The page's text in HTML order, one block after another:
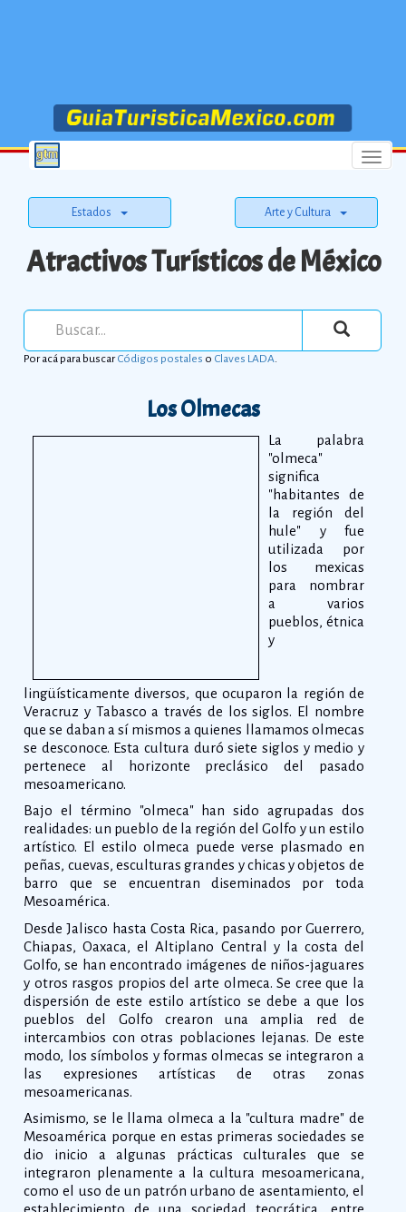
Menu
Estados Arte y Cultura
Atractivos Turísticos de México
Por acá para buscarCódigos postales o Claves LADA.
Los Olmecas
La palabra
"olmeca"
significa
"habitantes de
la región del
hule" y fue
utilizada por
los mexicas
para nombrar
a varios
pueblos, étnica
y
lingüísticamente diversos, que ocuparon la región de
Veracruz y Tabasco a través de los siglos. El nombre
que se daban a sí mismos a quienes llamamos olmecas
se desconoce. Esta cultura duró siete siglos y medio y
pertenece al horizonte preclásico del pasado
mesoamericano.
Bajo el término "olmeca" han sido agrupadas dos
realidades: un pueblo de la región del Golfo y un estilo
artístico. El estilo olmeca puede verse plasmado en
peñas, cuevas, esculturas grandes y chicas y objetos de
barro que se encuentran diseminados por toda
Mesoamérica.
Desde Jalisco hasta Costa Rica, pasando por Guerrero,
Chiapas, Oaxaca, el Altiplano Central y la costa del
Golfo, se han encontrado imágenes de niños-jaguares
y otros rasgos propios del arte olmeca. Se cree que la
dispersión de este estilo artístico se debe a que los
pueblos del Golfo crearon una amplia red de
intercambios con otras poblaciones lejanas. De este
modo, los símbolos y formas olmecas se integraron a
las expresiones artísticas de otras zonas
mesoamericanas.
Asimismo, se le llama olmeca a la "cultura madre" de
Mesoamérica porque en estas primeras sociedades se
dio inicio a algunas prácticas culturales que se
integraron plenamente a la cultura mesoamericana,
como el uso de un patrón urbano de asentamiento, el